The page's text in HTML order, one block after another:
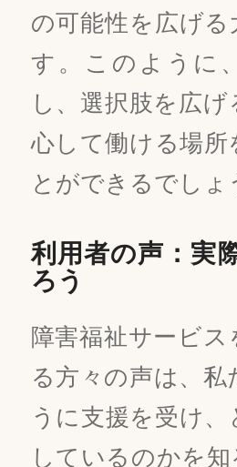
の可能性を広げ
す。このように
し、選択肢を広
心して働ける場所
とができるでしょ
利用者の声：実
ろう
障害福祉サービ
る方々の声は、私
うに支援を受け
しているのかを